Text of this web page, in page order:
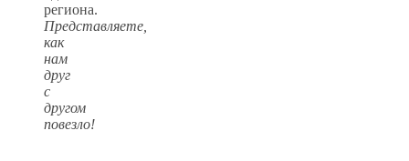
региона.
Представляете,
как
нам
друг
с
другом
повезло!